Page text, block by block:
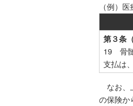
（例）
第３条
19 骨
支払は
なお、
の保険か